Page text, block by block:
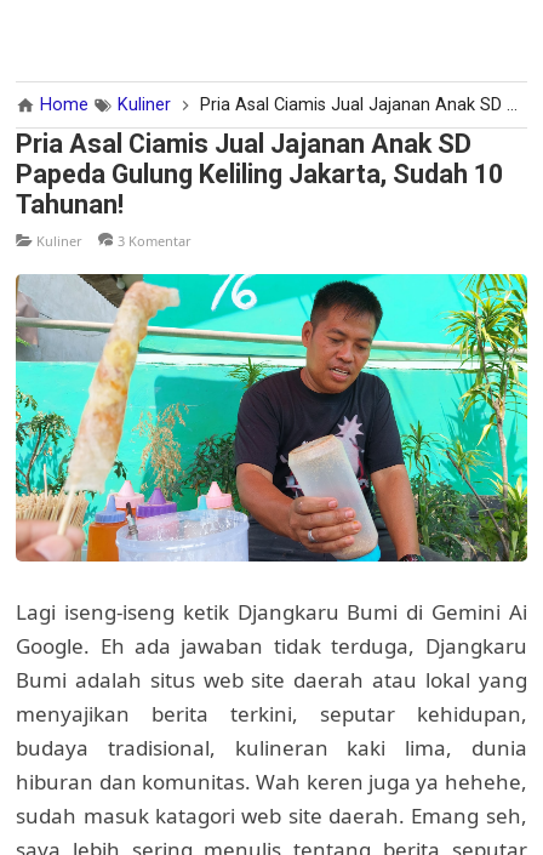
Home Kuliner Pria Asal Ciamis Jual Jajanan Anak SD Papeda Gulung Keliling Jakarta, Sudah 10 Tahunan!
Pria Asal Ciamis Jual Jajanan Anak SD
Papeda Gulung Keliling Jakarta, Sudah 10
Tahunan!
Kuliner 3 Komentar
Lagi iseng-iseng ketik Djangkaru Bumi di Gemini Ai
Google. Eh ada jawaban tidak terduga, Djangkaru
Bumi adalah situs web site daerah atau lokal yang
menyajikan berita terkini, seputar kehidupan,
budaya tradisional, kulineran kaki lima, dunia
hiburan dan komunitas. Wah keren juga ya hehehe,
sudah masuk katagori web site daerah. Emang seh,